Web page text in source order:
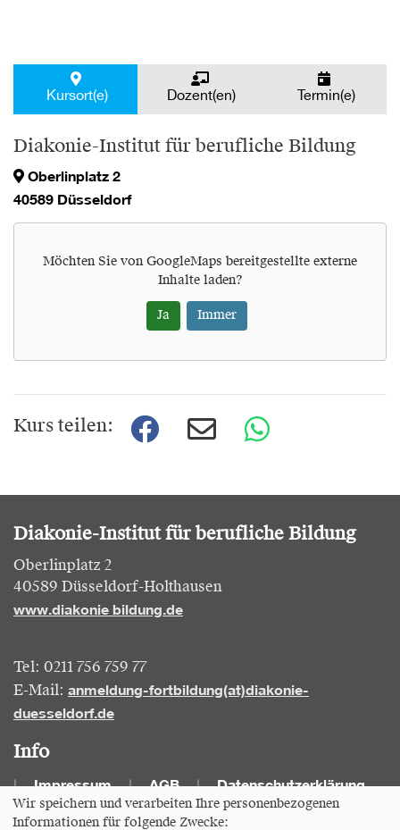
Kursort(e) Dozent(en) Termin(e)
Diakonie-Institut für berufliche Bildung
Oberlinplatz 2
40589 Düsseldorf
Möchten Sie von GoogleMaps bereitgestellte externe
Inhalte laden?
Ja Immer
Kurs teilen:
Diakonie-Institut für berufliche Bildung
Oberlinplatz 2
40589 Düsseldorf-Holthausen
www.diakonie bildung.de
Tel: 0211 756 759 77
E-Mail: anmeldung-fortbildung(at)diakonie-
duesseldorf.de
Info
Impressum
AGB Datenschutzerklärung
Wir speichern und verarbeiten Ihre personenbezogenen
Informationen für folgende Zwecke: